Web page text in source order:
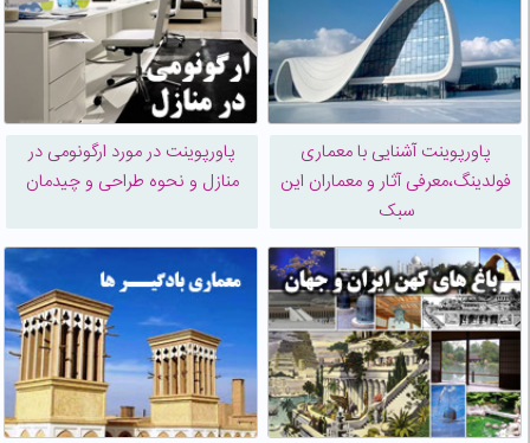
پاورپوینت آشنایی با معماری
فولدینگ،معرفی آثار و معماران این
سبک
پاورپوینت در مورد ارگونومی در
منازل و نحوه طراحی و چیدمان